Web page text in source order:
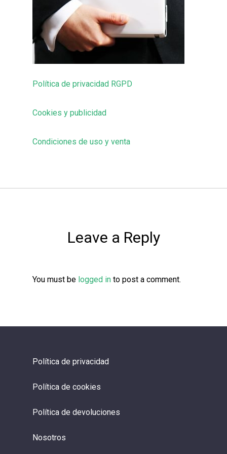
Política de privacidad RGPD
Cookies y publicidad
Condiciones de uso y venta
Leave a Reply
You must be logged in to post a comment.
Política de privacidad
Política de cookies
Política de devoluciones
Nosotros